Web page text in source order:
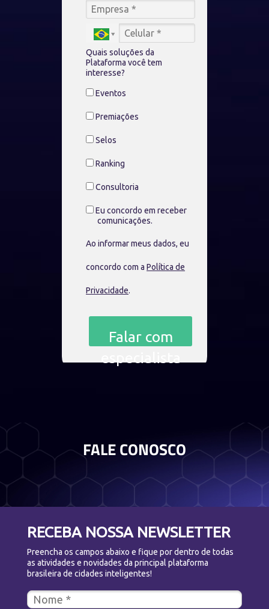
Quais soluções da
Plataforma você tem
interesse?
Eventos
Premiações
Selos
Ranking
Consultoria
Eu concordo em receber
comunicações.
Ao informar meus dados, eu
concordo com aPolítica de
Privacidade.
Falar com
FALE CONOSCO
RECEBA NOSSA NEWSLETTER
Preencha os campos abaixo e fique por dentro de todas
as atividades e novidades da principal plataforma
brasileira de cidades inteligentes!